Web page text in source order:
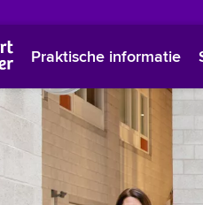
Praktische informatie